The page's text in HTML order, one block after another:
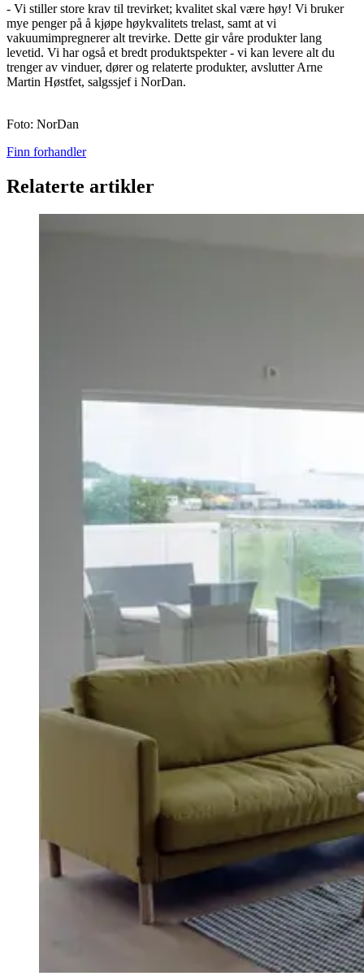
- Vi stiller store krav til trevirket; kvalitet skal være høy! Vi bruker
mye penger på å kjøpe høykvalitets trelast, samt at vi
vakuumimpregnerer alt trevirke. Dette gir våre produkter lang
levetid. Vi har også et bredt produktspekter - vi kan levere alt du
trenger av vinduer, dører og relaterte produkter, avslutter Arne
Martin Høstfet, salgssjef i NorDan.
Foto: NorDan
Finn forhandler
Relaterte artikler